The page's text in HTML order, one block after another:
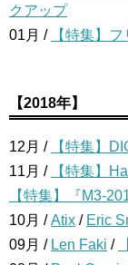
クアップ
01月 /
【特集】
【2018年】
12月 /
【特集】
11月 /
【特集】
【特集】『M3-
10月 /Atix / Eric
09月 / Len Faki /